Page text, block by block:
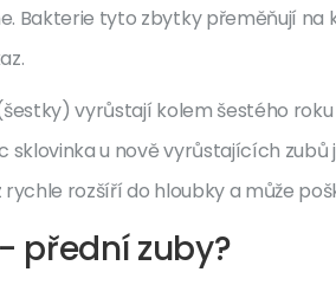
Bakterie tyto zbytky přeměňují na
vyrůstají kolem šestého roku
u nově vyrůstajících zubů
rozšíří do hloubky a může
přední zuby?